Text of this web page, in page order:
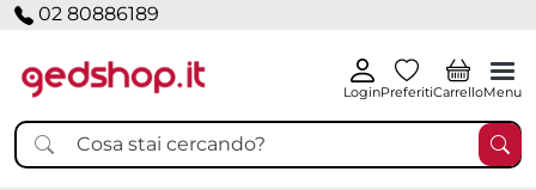
02 80886189
LoginPreferitiCarrelloMenu